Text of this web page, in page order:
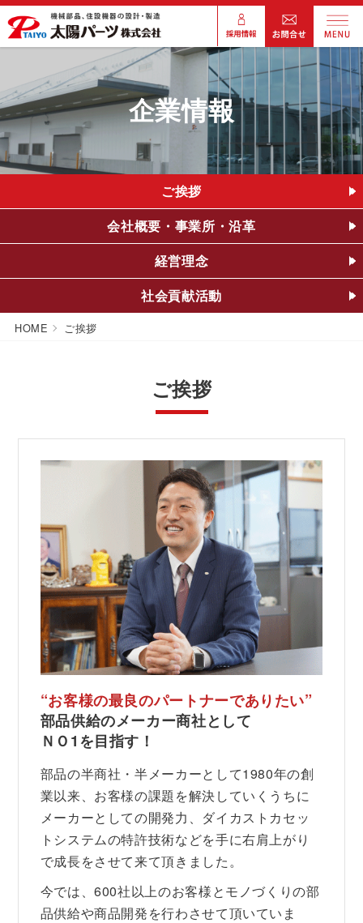
企業情報
ご挨拶
会社概要・ 事業所・沿革
経営理念
社会貢献活動
HOME ご挨拶
ご挨拶
“お客様の最良のパートナーでありたい”
部品供給のメーカー商社として
ＮＯ1を目指す！
部品の半商社・半メーカーとして1980年の創
業以来、お客様の課題を解決していくうちに
メーカーとしての開発力、ダイカストカセッ
トシステムの特許技術などを手に右肩上がり
で成長をさせて来て頂きました。
今では、600社以上のお客様とモノづくりの部
品供給や商品開発を行わさせて頂いていま